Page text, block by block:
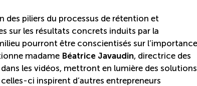
des piliers du processus de rétention et
sur les résultats concrets induits par la
pourront être conscientisés sur l’importance
madame Béatrice Javaudin, directrice des
les vidéos, mettront en lumière des solutions
ci inspirent d’autres entrepreneurs